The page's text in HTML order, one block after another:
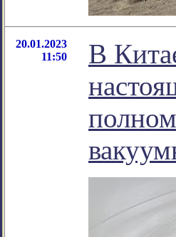
20.01.2023
11:50
В